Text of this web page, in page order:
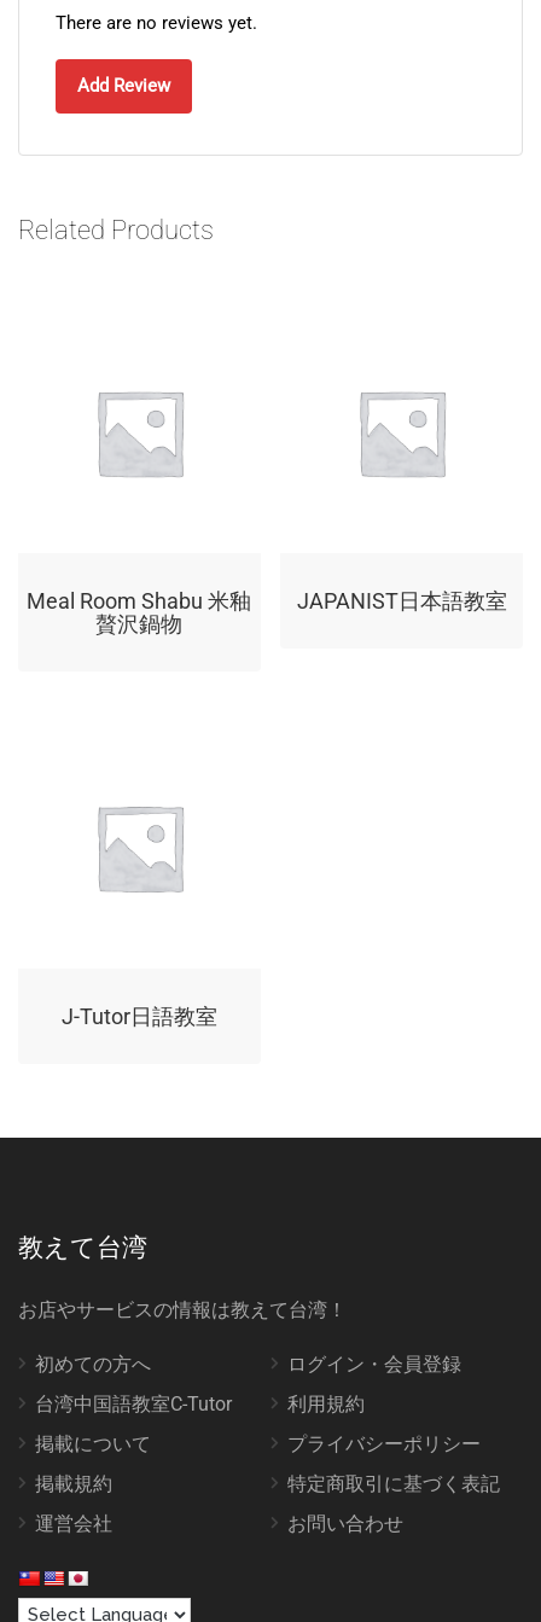
There are no reviews yet.
Add Review
Related Products
Meal Room Shabu 米釉
贅沢鍋物
JAPANIST日本語教室
J-Tutor日語教室
教えて台湾
お店やサービスの情報は教えて台湾！
初めての方へ
台湾中国語教室C-Tutor
掲載について
掲載規約
運営会社
ログイン・会員登録
利用規約
プライバシーポリシー
特定商取引に基づく表記
お問い合わせ